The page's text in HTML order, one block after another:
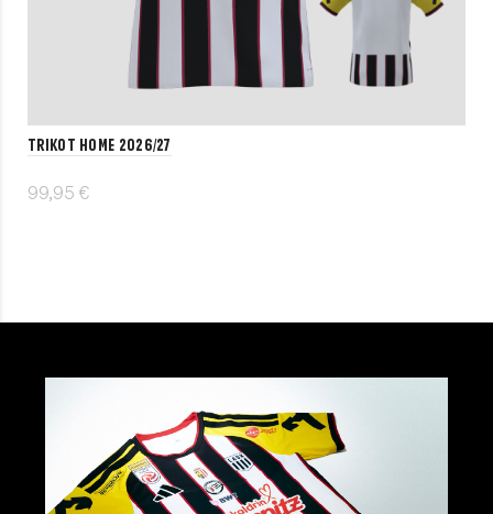
Trikot Home 2026/27
99,95 €